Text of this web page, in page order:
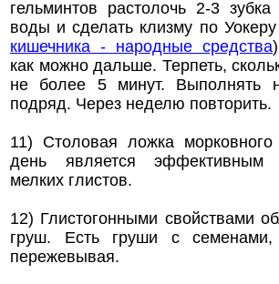
гельминтов растолочь 2-3
воды и сделать клизму по
кишечника - народные средства
как можно дальше. Терпеть,
не более 5 минут. Выполнять
подряд. Через неделю повторить.
11) Столовая ложка
день является эффективным
мелких глистов.
12) Глистогонными свойствами
груш. Есть груши с семенами,
пережевывая.